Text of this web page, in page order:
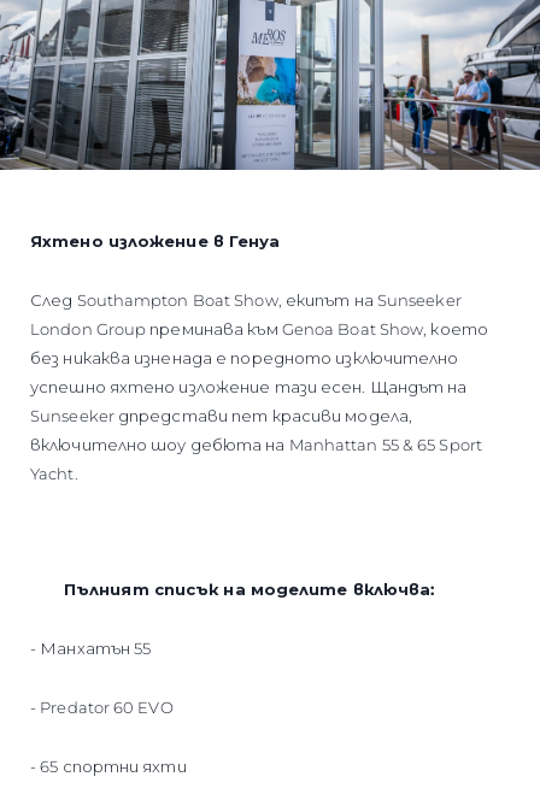
Яхтено изложение в Генуа
След Southampton Boat Show, екипът на Sunseeker
London Group преминава към Genoa Boat Show, което
без никаква изненада е поредното изключително
успешно яхтено изложение тази есен. Щандът на
Sunseeker дпредстави пет красиви модела,
включително шоу дебюта на Manhattan 55 & 65 Sport
Yacht.
Пълният списък на моделите включва:
- Манхатън 55
- Predator 60 EVO
- 65 спортни яхти